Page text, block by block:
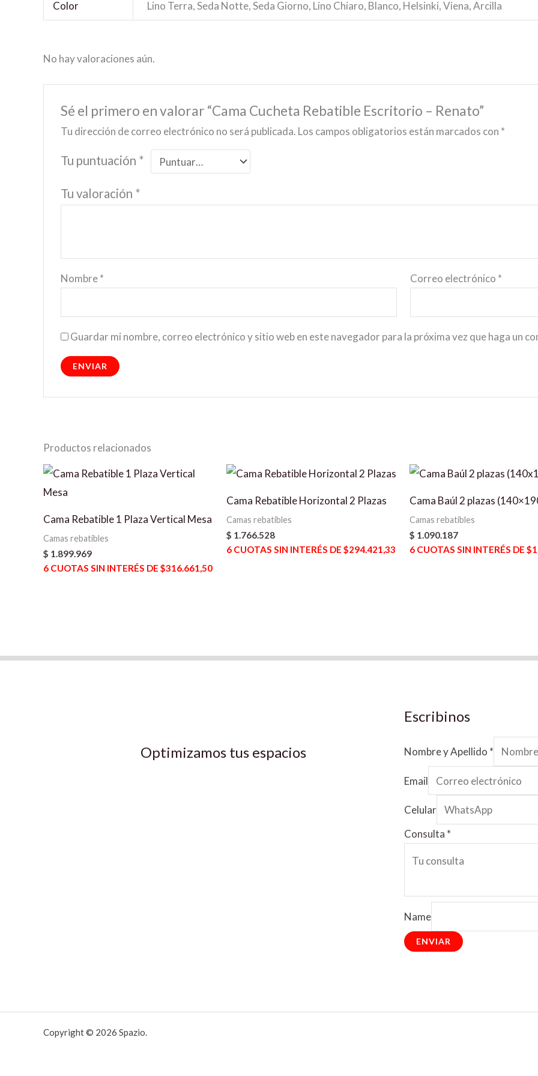
Color Lino Terra, Seda Notte, Seda Giorno, Lino Chiaro, Blanco, Helsinki, Viena, Arcilla
No hay valoraciones aún.
Sé el primero en valorar “Cama Cucheta Rebatible Escritorio – Renato”
Tu dirección de correo electrónico no será publicada. Los campos obligatorios están marcados con *
Tu puntuación *
Tu valoración *
Nombre* Correo electrónico *
Guardar mi nombre, correo electrónico y sitio web en este navegador para la próxima vez que haga un
Productos relacionados
Cama Rebatible 1 Plaza Vertical Mesa
Camas rebatibles
$ 1.899.969
6 CUOTAS SIN INTERÉS DE $316.661,50
Cama Rebatible Horizontal 2 Plazas
Camas rebatibles
$ 1.766.528
6 CUOTAS SIN INTERÉS DE $294.421,33
Cama Baúl 2 plazas
Camas rebatibles
$ 1.090.187
6 CUOTAS SIN INTERÉS DE
Optimizamos tus espacios
Escribinos
Nombre y Apellido *
Email
Celular
Consulta *
Name
ENVIAR
Copyright © 2026 Spazio.